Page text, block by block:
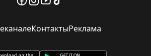
КонтактыРеклама